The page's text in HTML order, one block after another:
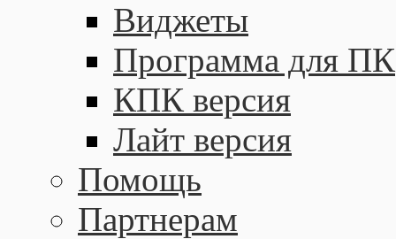
Виджеты
Программа для ПК
КПК версия
Лайт версия
Помощь
Партнерам